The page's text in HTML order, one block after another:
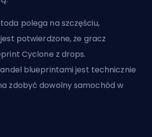
polega na szczęściu,
potwierdzone, że gracz
Cyclone z drops.
blueprintami jest technicznie
zdobyć dowolny samochód w